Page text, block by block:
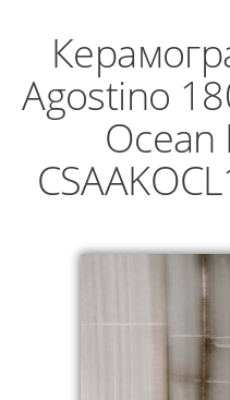
Agostino
Ocean